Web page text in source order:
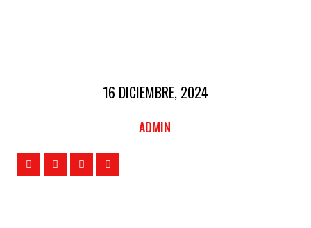
16 DICIEMBRE, 2024
ADMIN